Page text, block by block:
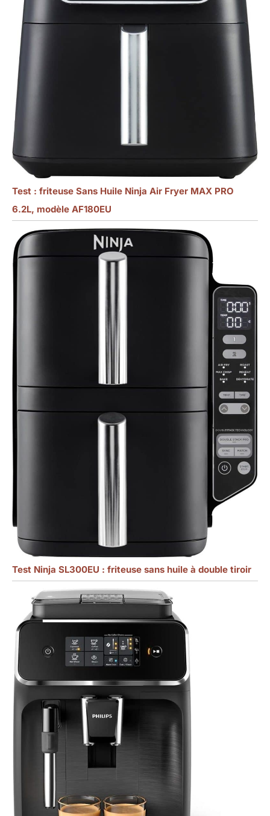
Test : friteuse Sans Huile Ninja Air Fryer MAX PRO
6.2L, modèle AF180EU
Test Ninja SL300EU : friteuse sans huile à double tiroir